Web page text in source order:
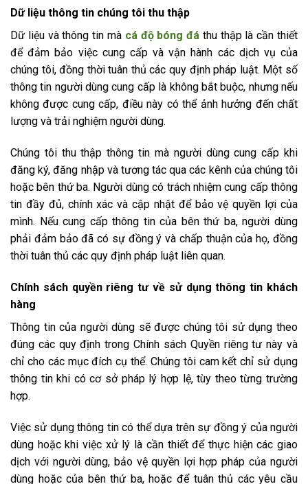
Dữ liệu thông tin chúng tôi thu thập
Dữ liệu và thông tin mà cá độ bóng đá thu thập là cần thiết
để đảm bảo việc cung cấp và vận hành các dịch vụ của
chúng tôi, đồng thời tuân thủ các quy định pháp luật. Một số
thông tin người dùng cung cấp là không bắt buộc, nhưng nếu
không được cung cấp, điều này có thể ảnh hưởng đến chất
lượng và trải nghiệm người dùng.
Chúng tôi thu thập thông tin mà người dùng cung cấp khi
đăng ký, đăng nhập và tương tác qua các kênh của chúng tôi
hoặc bên thứ ba. Người dùng có trách nhiệm cung cấp thông
tin đầy đủ, chính xác và cập nhật để bảo vệ quyền lợi của
mình. Nếu cung cấp thông tin của bên thứ ba, người dùng
phải đảm bảo đã có sự đồng ý và chấp thuận của họ, đồng
thời tuân thủ các quy định pháp luật liên quan.
Chính sách quyền riêng tư về sử dụng thông tin khách
hàng
Thông tin của người dùng sẽ được chúng tôi sử dụng theo
đúng các quy định trong Chính sách Quyền riêng tư này và
chỉ cho các mục đích cụ thể. Chúng tôi cam kết chỉ sử dụng
thông tin khi có cơ sở pháp lý hợp lệ, tùy theo từng trường
hợp.
Việc sử dụng thông tin có thể dựa trên sự đồng ý của người
dùng hoặc khi việc xử lý là cần thiết để thực hiện các giao
dịch với người dùng, bảo vệ quyền lợi hợp pháp của người
dùng hoặc của bên thứ ba, hoặc để tuân thủ các yêu cầu